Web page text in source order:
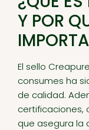
Y POR
El sello
consumes ha
de calidad.
certificaciones,
que asegura la